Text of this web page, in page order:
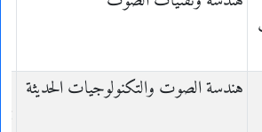
هندسة الصوت والتكنولوجيات الحديثة